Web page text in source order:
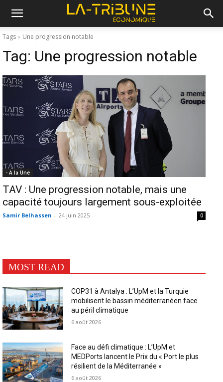
Tags Une progression notable
Tag: Une progression notable
- A la Une
TAV : Une progression notable, mais une
capacité toujours largement sous-exploitée
Samir Belhassen - 24 juin 2025 0
MOST READ
COP31 à Antalya : L’UpM et la Turquie
mobilisent le bassin méditerranéen face
au péril climatique
6 août 2026
Face au défi climatique : L’UpM et
MEDPorts lancent le Prix du « Port le plus
résilient de la Méditerranée »
6 août 2026